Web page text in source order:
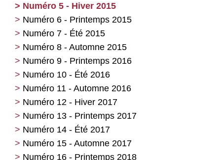
Numéro 5 - Hiver 2015
Numéro 6 - Printemps 2015
Numéro 7 - Été 2015
Numéro 8 - Automne 2015
Numéro 9 - Printemps 2016
Numéro 10 - Été 2016
Numéro 11 - Automne 2016
Numéro 12 - Hiver 2017
Numéro 13 - Printemps 2017
Numéro 14 - Été 2017
Numéro 15 - Automne 2017
Numéro 16 - Printemps 2018